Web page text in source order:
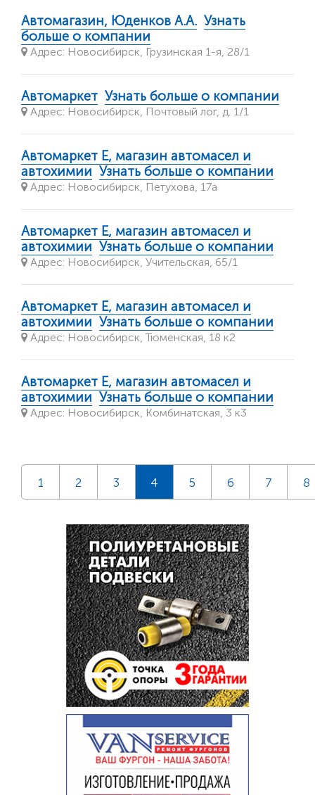
Автомагазин, Юденков А.А. Узнать
больше о компании
Адрес: Новосибирск, Грузинская 1-я, 28/1
Автомаркет Узнать больше о компании
Адрес: Новосибирск, Почтовый лог, д. 1/1
Автомаркет Е, магазин автомасел и
автохимии Узнать больше о компании
Адрес: Новосибирск, Петухова, 17а
Автомаркет Е, магазин автомасел и
автохимии Узнать больше о компании
Адрес: Новосибирск, Учительская, 65/1
Автомаркет Е, магазин автомасел и
автохимии Узнать больше о компании
Адрес: Новосибирск, Тюменская, 18 к2
Автомаркет Е, магазин автомасел и
автохимии Узнать больше о компании
Адрес: Новосибирск, Комбинатская, 3 к3
1 2 3 4 5 6 7 8